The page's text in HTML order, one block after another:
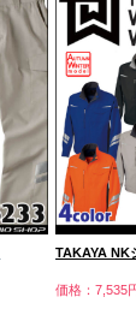
TAKAYA NK
価格：7,535